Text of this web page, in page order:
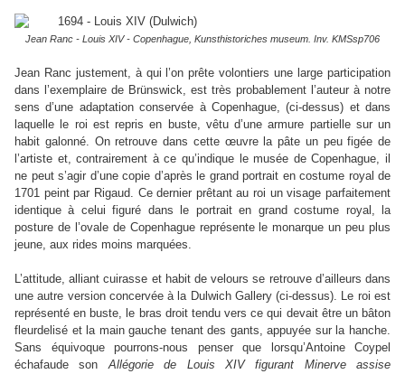
Jean Ranc - Louis XIV - Copenhague, Kunsthistoriches museum. Inv. KMSsp706
Jean Ranc justement, à qui l’on prête volontiers une large participation
dans l’exemplaire de Brünswick, est très probablement l’auteur à notre
sens d’une adaptation conservée à Copenhague, (ci-dessus) et dans
laquelle le roi est repris en buste, vêtu d’une armure partielle sur un
habit galonné. On retrouve dans cette œuvre la pâte un peu figée de
l’artiste et, contrairement à ce qu’indique le musée de Copenhague, il
ne peut s’agir d’une copie d’après le grand portrait en costume royal de
1701 peint par Rigaud. Ce dernier prêtant au roi un visage parfaitement
identique à celui figuré dans le portrait en grand costume royal, la
posture de l’ovale de Copenhague représente le monarque un peu plus
jeune, aux rides moins marquées.
L’attitude, alliant cuirasse et habit de velours se retrouve d’ailleurs dans
une autre version concervée à la Dulwich Gallery (ci-dessus). Le roi est
représenté en buste, le bras droit tendu vers ce qui devait être un bâton
fleurdelisé et la main gauche tenant des gants, appuyée sur la hanche.
Sans équivoque pourrons-nous penser que lorsqu’Antoine Coypel
échafaude sonAllégorie de Louis XIV figurant Minerve assise